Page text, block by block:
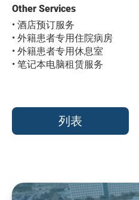
Other Services
• 酒店预订服务
• 外籍患者专用住院病房
• 外籍患者专用休息室
• 笔记本电脑租赁服务
列表